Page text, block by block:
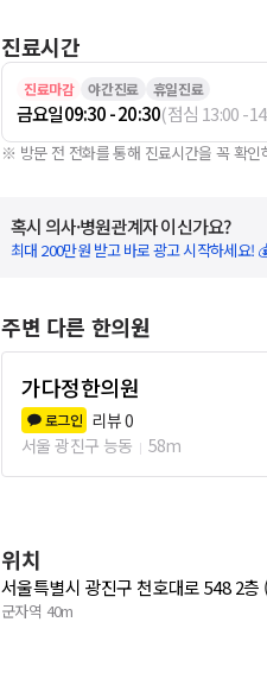
진료시간
진료마감 야간진료 휴일진료
금요일09:30 - 20:30(점심 13:00-
※ 방문 전 전화를 통해 진료시간을 꼭 확인
혹시 의사·병원관계자 이신가요?
최대 200만원 받고 바로 광고 시작하세요!
주변 다른 한의원
가다정한의원
로그인 리뷰0
서울 광진구 능동
58m
위치
서울특별시 광진구 천호대로 548 2층
군자역 40m